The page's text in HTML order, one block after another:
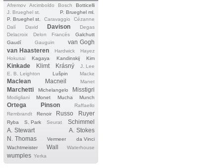
Afremov Arcimboldo Bosch
Botticelli
J. Brueghel st.
P. Brueghel ml.
P. Brueghel st.
Caravaggio
Cézanne
Dalí
David Davison
Degas
Delacroix
Delon Francés
Galchutt
Gaudí
Gauguin
van Gogh
van Haasteren
Hardwick
Hayez
Hokusai
Kagaya Kandinskij Kim
Kinkade Klimt Krásný
J. Lee
E. B. Leighton
Lušpin Macke
Maclean Macneil Manet
Marchetti Michelangelo Misstigri
Modigliani Monet Mucha Munch
Ortega Pinson
Raffaello
Rembrandt
Renoir Russo Ruyer
Ryba S. Park Seurat
Schimmel
A. Stewart
A. Stokes
N. Thomas
Vermeer
da Vinci
Wachtmeister
Wall Waterhouse
wumples Yerka